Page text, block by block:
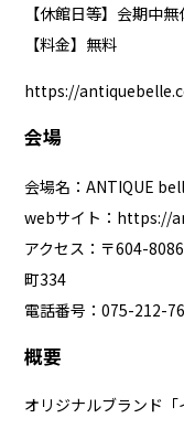
【休館日等】会期中無
【料金】無料
https://
会場
会場名：ANTIQUE
webサイト： https://
アクセス：〒604-
町334
電話番号：075-212-
概要
オリジナルブランド